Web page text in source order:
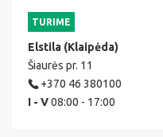
TURIME
Elstila (Klaipėda)
Šiaurės pr. 11
+370 46 380100
I - V08:00 - 17:00